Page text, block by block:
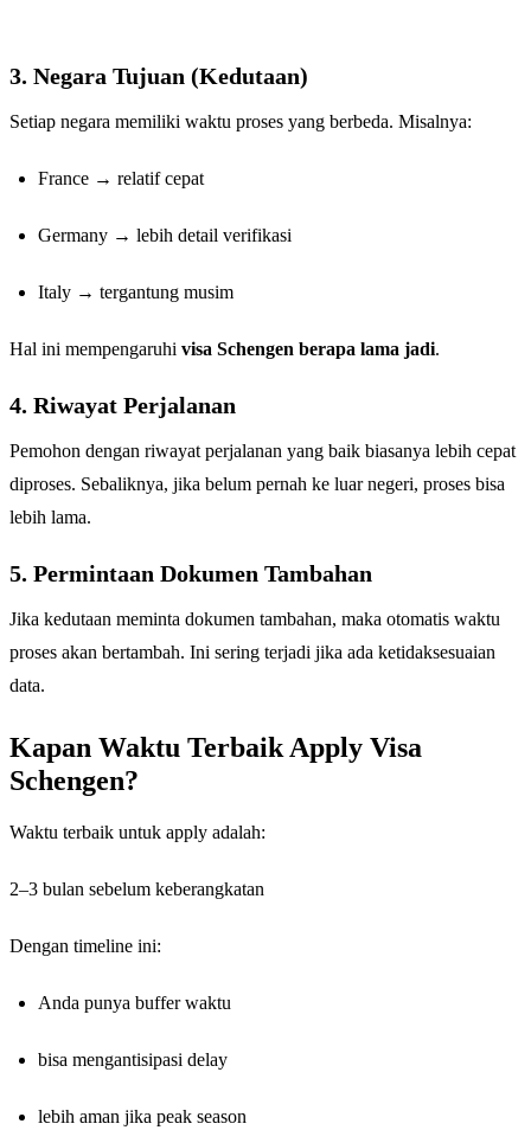
3. Negara Tujuan (Kedutaan)
Setiap negara memiliki waktu proses yang berbeda. Misalnya:
France → relatif cepat
Germany → lebih detail verifikasi
Italy → tergantung musim
Hal ini mempengaruhi visa Schengen berapa lama jadi.
4. Riwayat Perjalanan
Pemohon dengan riwayat perjalanan yang baik biasanya lebih cepat
diproses. Sebaliknya, jika belum pernah ke luar negeri, proses bisa
lebih lama.
5. Permintaan Dokumen Tambahan
Jika kedutaan meminta dokumen tambahan, maka otomatis waktu
proses akan bertambah. Ini sering terjadi jika ada ketidaksesuaian
data.
Kapan Waktu Terbaik Apply Visa
Schengen?
Waktu terbaik untuk apply adalah:
2–3 bulan sebelum keberangkatan
Dengan timeline ini:
Anda punya buffer waktu
bisa mengantisipasi delay
lebih aman jika peak season